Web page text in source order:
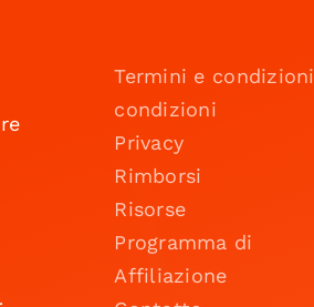
Termini e condizioni
condizioni
Privacy
Rimborsi
Risorse
Programma di
Affiliazione